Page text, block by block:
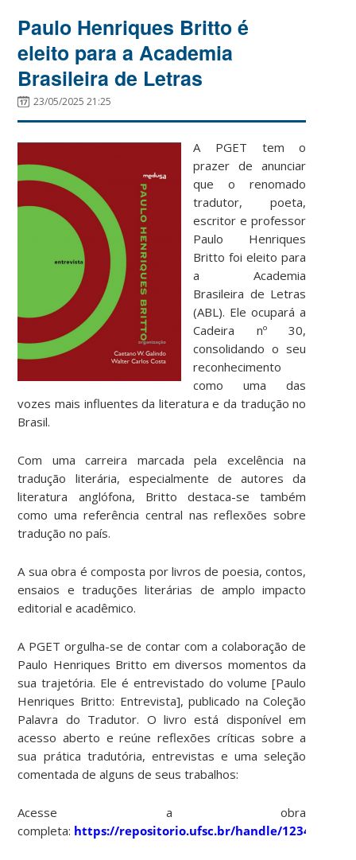
Paulo Henriques Britto é
eleito para a Academia
Brasileira de Letras
23/05/2025 21:25
A PGET tem o
prazer de anunciar
que o renomado
tradutor, poeta,
escritor e professor
Paulo Henriques
Britto foi eleito para
a Academia
Brasileira de Letras
(ABL). Ele ocupará a
Cadeira nº 30,
consolidando o seu
reconhecimento
como uma das
vozes mais influentes da literatura e da tradução no
Brasil.
Com uma carreira marcada pela excelência na
tradução literária, especialmente de autores da
literatura anglófona, Britto destaca-se também
como uma referência central nas reflexões sobre
tradução no país.
A sua obra é composta por livros de poesia, contos,
ensaios e traduções literárias de amplo impacto
editorial e acadêmico.
A PGET orgulha-se de contar com a colaboração de
Paulo Henriques Britto em diversos momentos da
sua trajetória. Ele é entrevistado do volume [Paulo
Henriques Britto: Entrevista], publicado na Coleção
Palavra do Tradutor. O livro está disponível em
acesso aberto e reúne reflexões críticas sobre a
sua prática tradutória, entrevistas e uma seleção
comentada de alguns de seus trabalhos:
Acesse a obra
completa: https://repositorio.ufsc.br/handle/123456789/